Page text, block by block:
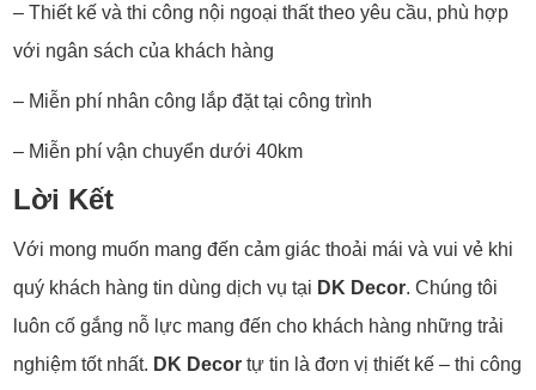
– Thiết kế và thi công nội ngoại thất theo yêu cầu, phù hợp
với ngân sách của khách hàng
– Miễn phí nhân công lắp đặt tại công trình
– Miễn phí vận chuyển dưới 40km
Lời Kết
Với mong muốn mang đến cảm giác thoải mái và vui vẻ khi
quý khách hàng tin dùng dịch vụ tại DK Decor. Chúng tôi
luôn cố gắng nỗ lực mang đến cho khách hàng những trải
nghiệm tốt nhất. DK Decor tự tin là đơn vị thiết kế – thi công